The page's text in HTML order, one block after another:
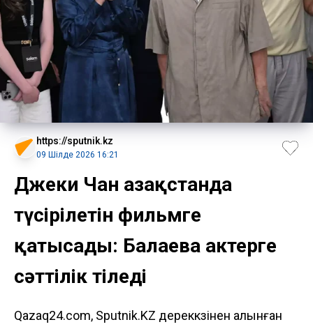
https://sputnik.kz
09 Шілде 2026 16:21
Джеки Чан Қазақстанда
түсірілетін фильмге
қатысады: Балаева актерге
сәттілік тіледі
Qazaq24.com, Sputnik.KZ дереккөзінен алынған